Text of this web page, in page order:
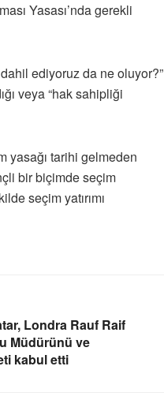
Yasası’nda gerekli
dahil ediyoruz da ne oluyor?”
veya “hak sahipliği
yasağı tarihi gelmeden
bir biçimde seçim
seçim yatırımı
Londra Rauf Raif
Müdürünü ve
kabul etti